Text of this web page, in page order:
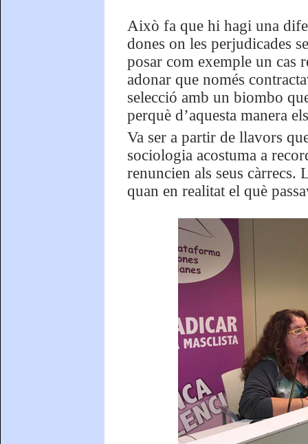
Això fa que hi hagi una
dones on les perjudicades
posar com exemple un cas
adonar que només
selecció amb un biombo
perquè d’aquesta manera
Va ser a partir de llavors
sociologia acostuma a
renuncien als seus càrrecs.
quan en realitat el què